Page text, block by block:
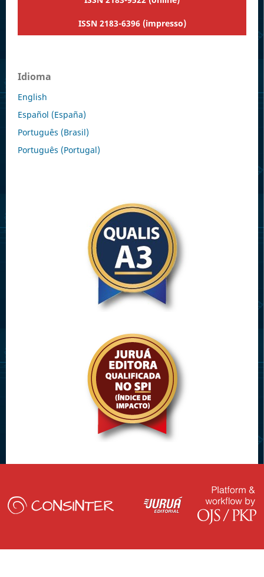
ISSN 2183-6396 (impresso)
Idioma
English
Español (España)
Português (Brasil)
Português (Portugal)